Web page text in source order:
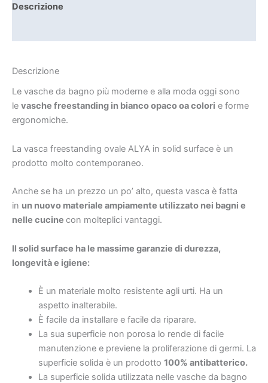
Descrizione
Descrizione
Le vasche da bagno più moderne e alla moda oggi sono
le vasche freestanding in bianco opaco oa colori e forme
ergonomiche.
La vasca freestanding ovale ALYA in solid surface è un
prodotto molto contemporaneo.
Anche se ha un prezzo un po’ alto, questa vasca è fatta
in un nuovo materiale ampiamente utilizzato nei bagni e
nelle cucine con molteplici vantaggi.
Il solid surface ha le massime garanzie di durezza,
longevità e igiene:
È un materiale molto resistente agli urti. Ha un
aspetto inalterabile.
È facile da installare e facile da riparare.
La sua superficie non porosa lo rende di facile
manutenzione e previene la proliferazione di germi. La
superficie solida è un prodotto 100% antibatterico.
La superficie solida utilizzata nelle vasche da bagno